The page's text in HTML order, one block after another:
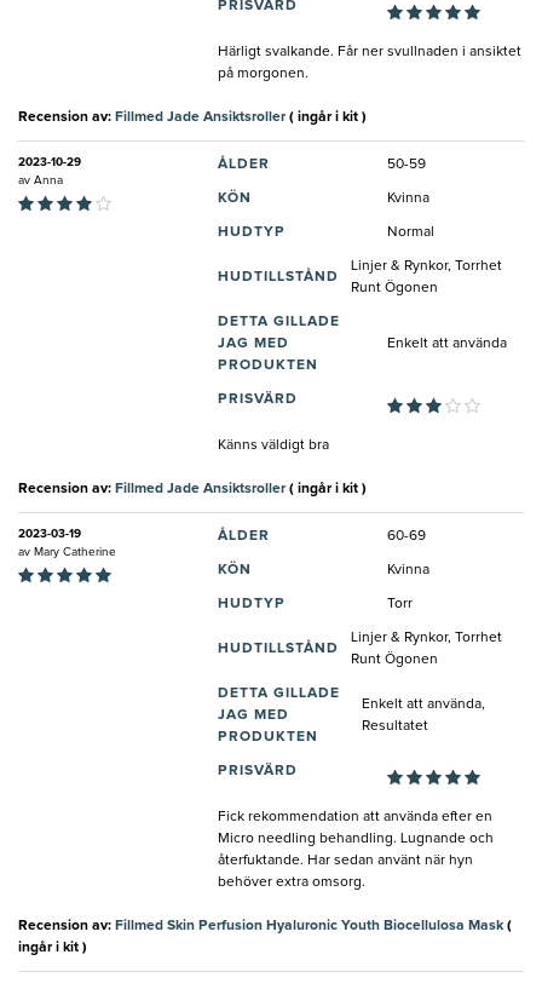
PRISVÄRD
Härligt svalkande. Får ner svullnaden i ansiktet
på morgonen.
Recension av: Fillmed Jade Ansiktsroller( ingår i kit )
2023-10-29
av Anna
ÅLDER 50-59
KÖN Kvinna
HUDTYP Normal
HUDTILLSTÅND
Linjer & Rynkor, Torrhet
Runt Ögonen
DETTA GILLADE
JAG MED
PRODUKTEN
Enkelt att använda
PRISVÄRD
Känns väldigt bra
Recension av: Fillmed Jade Ansiktsroller( ingår i kit )
2023-03-19
av Mary Catherine
ÅLDER 60-69
KÖN Kvinna
HUDTYP Torr
HUDTILLSTÅND
Linjer & Rynkor, Torrhet
Runt Ögonen
DETTA GILLADE
JAG MED
PRODUKTEN
Enkelt att använda,
Resultatet
PRISVÄRD
Fick rekommendation att använda efter en
Micro needling behandling. Lugnande och
återfuktande. Har sedan använt när hyn
behöver extra omsorg.
Recension av: Fillmed Skin Perfusion Hyaluronic Youth Biocellulosa Mask(
ingår i kit )